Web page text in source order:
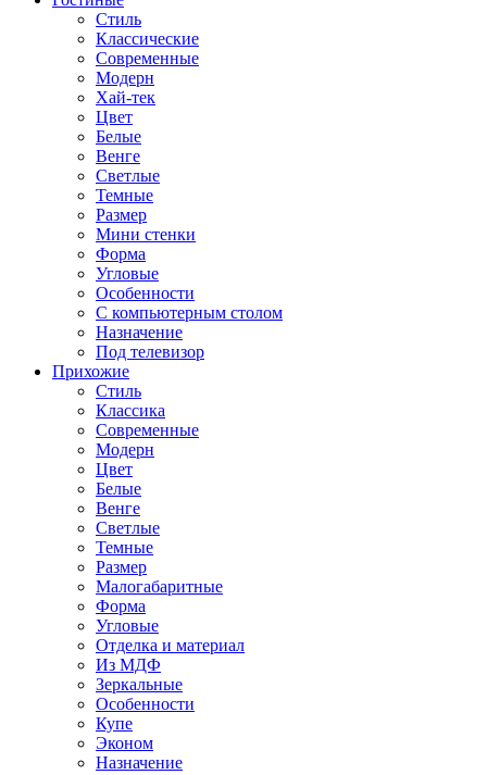
Стиль
Классические
Современные
Модерн
Хай-тек
Цвет
Белые
Венге
Светлые
Темные
Размер
Мини стенки
Форма
Угловые
Особенности
С компьютерным столом
Назначение
Под телевизор
Прихожие
Стиль
Классика
Современные
Модерн
Цвет
Белые
Венге
Светлые
Темные
Размер
Малогабаритные
Форма
Угловые
Отделка и материал
Из МДФ
Зеркальные
Особенности
Купе
Эконом
Назначение